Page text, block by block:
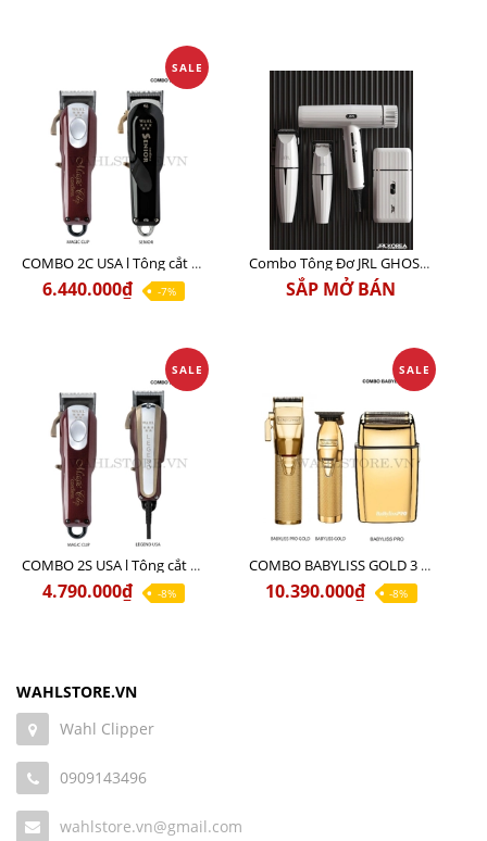
SALE
COMBO 2C USA l Tông cắt Senior + Tông cắt Magic clip
6.440.000₫ -7%
Combo Tông Đơ JRL GHOST 3 Limited Edition Chính Hãng USA
SẮP MỞ BÁN
SALE
COMBO 2S USA l Tông cắt LEGEND USA CÓ DÂY 220V + Tông pin MAGIC CLIP
4.790.000₫ -8%
SALE
COMBO BABYLISS GOLD 3 cao cấp chính hãng
10.390.000₫ -8%
WAHLSTORE.VN
Wahl Clipper
0909143496
wahlstore.vn@gmail.com